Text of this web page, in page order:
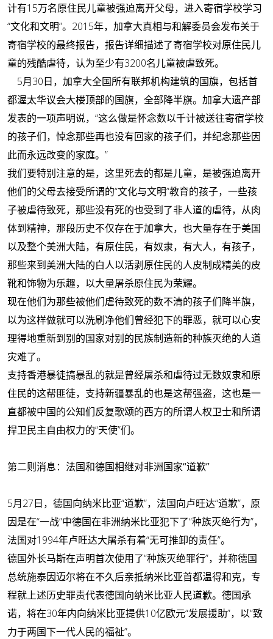
计有15万名原住民儿童被强迫离开父母，进入寄宿学校学习
“文化和文明”。2015年，加拿大真相与和解委员会发布关于
寄宿学校的最终报告，报告详细描述了寄宿学校对原住民儿
童的残酷虐待，认为至少有3200名儿童被虐致死。
5月30日，加拿大全国所有联邦机构建筑的国旗，包括首
都渥太华议会大楼顶部的国旗，全部降半旗。加拿大遗产部
发表的一项声明说，“这么做是怀念数以千计被送往寄宿学校
的孩子们，悼念那些再也没有回家的孩子们，并纪念那些因
此而永远改变的家庭。”
我们要特别注意的是，这里死去的都是儿童，是被强迫离开
他们的父母去接受所谓的“文化与文明”教育的孩子，一些孩
子被虐待致死，那些没有死的也受到了非人道的虐待，从肉
体到精神，那段历史不仅存在于加拿大，也大量存在于美国
以及整个美洲大陆，有原住民，有奴隶，有大人，有孩子，
那些来到美洲大陆的白人以活剥原住民的人皮制成精美的皮
靴和饰物为乐趣，以大量屠杀原住民为荣耀。
现在他们为那些被他们虐待致死的数不清的孩子们降半旗，
以为这样做就可以洗刷净他们曾经犯下的罪恶，就可以心安
理得地重新到别的国家对别的民族制造新的种族灭绝的人道
灾难了。
支持香港暴徒搞暴乱的就是曾经屠杀和虐待过无数奴隶和原
住民的这帮匪徒，支持新疆暴乱的也是这帮强盗，这也是一
直都被中国的公知们反复歌颂的西方的所谓人权卫士和所谓
捍卫民主自由权力的“天使”们。
第二则消息：法国和德国相继对非洲国家“道歉”
5月27日，德国向纳米比亚“道歉”，法国向卢旺达“道歉”，原
因是在“一战”中德国在非洲纳米比亚犯下了“种族灭绝行为”，
法国对1994年卢旺达大屠杀有着“无可推卸的责任”。
德国外长马斯在声明首次使用了“种族灭绝罪行”，并称德国
总统施泰因迈尔将在不久后亲抵纳米比亚首都温得和克，专
程就上述历史罪责代表德国向纳米比亚人民道歉。德国承
诺，将在30年内向纳米比亚提供10亿欧元“发展援助”，以“致
力于两国下一代人民的福祉”。